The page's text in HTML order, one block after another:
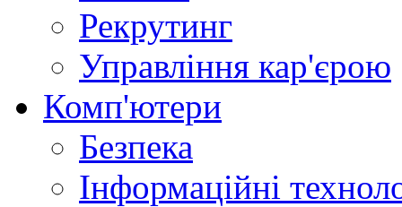
Рекрутинг
Управління кар'єрою
Комп'ютери
Безпека
Інформаційні